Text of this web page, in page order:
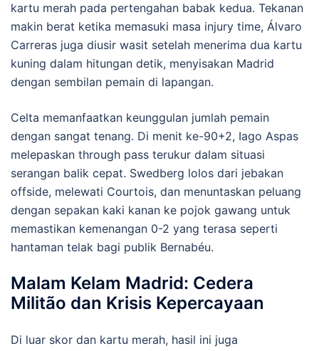
kartu merah pada pertengahan babak kedua. Tekanan
makin berat ketika memasuki masa injury time, Álvaro
Carreras juga diusir wasit setelah menerima dua kartu
kuning dalam hitungan detik, menyisakan Madrid
dengan sembilan pemain di lapangan.
Celta memanfaatkan keunggulan jumlah pemain
dengan sangat tenang. Di menit ke-90+2, Iago Aspas
melepaskan through pass terukur dalam situasi
serangan balik cepat. Swedberg lolos dari jebakan
offside, melewati Courtois, dan menuntaskan peluang
dengan sepakan kaki kanan ke pojok gawang untuk
memastikan kemenangan 0-2 yang terasa seperti
hantaman telak bagi publik Bernabéu.
Malam Kelam Madrid: Cedera
Militão dan Krisis Kepercayaan
Di luar skor dan kartu merah, hasil ini juga